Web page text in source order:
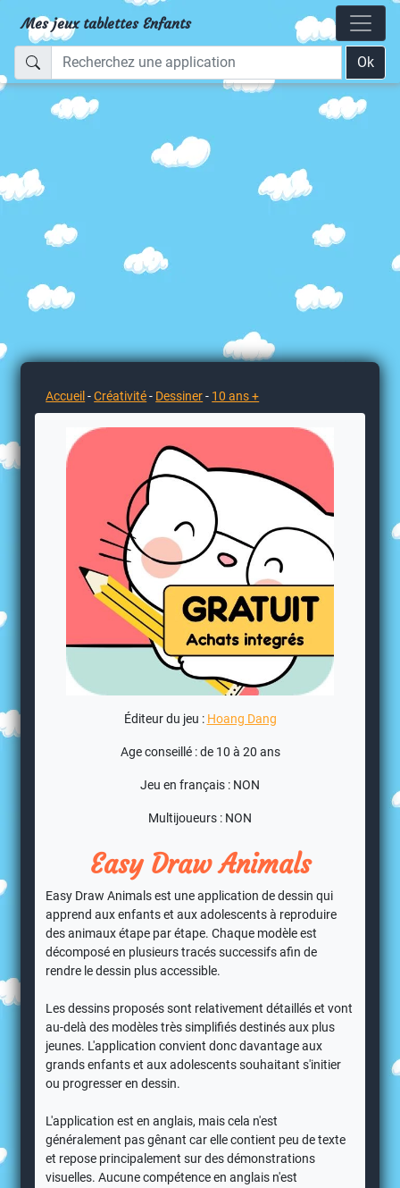
Mes jeux tablettes Enfants
Ok
Accueil -Créativité- Dessiner- 10 ans +
Éditeur du jeu : Hoang Dang
Age conseillé : de 10 à 20 ans
Jeu en français : NON
Multijoueurs : NON
Easy Draw Animals
Easy Draw Animals est une application de dessin qui
apprend aux enfants et aux adolescents à reproduire
des animaux étape par étape. Chaque modèle est
décomposé en plusieurs tracés successifs afin de
rendre le dessin plus accessible.
Les dessins proposés sont relativement détaillés et vont
au-delà des modèles très simplifiés destinés aux plus
jeunes. L'application convient donc davantage aux
grands enfants et aux adolescents souhaitant s'initier
ou progresser en dessin.
L'application est en anglais, mais cela n'est
généralement pas gênant car elle contient peu de texte
et repose principalement sur des démonstrations
visuelles. Aucune compétence en anglais n'est